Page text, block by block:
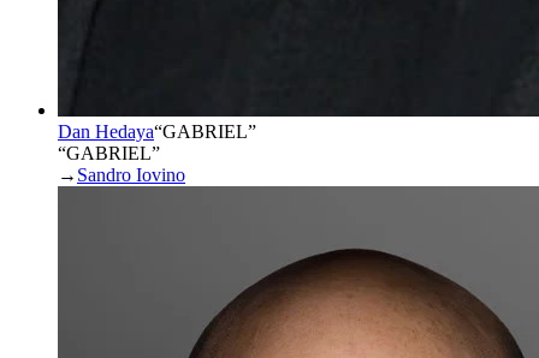
Dan Hedaya“GABRIEL”
“GABRIEL”
→ Sandro Iovino